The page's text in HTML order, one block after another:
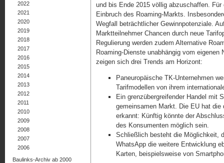
und bis Ende 2015 völlig abzuschaffen.
Einbruch des Roaming-Markts.
Wegfall beträchtlicher Gewinnpoten­ziale.
Marktteilnehmer Chancen durch neue
Regulierung werden zudem Alternative
Roaming-Dienste unabhängig vom
zeigen sich drei Trends am Horizont:
Paneuropäische TK-Unternehmen
Tarifmodellen von ihrem
Ein grenzübergreifender Handel mit
gemeinsamen Markt. Die EU hat
erkannt: Künftig könnte der
des Konsumenten möglich sein.
Schließlich besteht die Möglichkeit,
WhatsApp die weitere Entwicklung
Karten, beispielsweise von
2022
2021
2020
2019
2018
2017
2016
2015
2014
2013
2012
2011
2010
2009
2008
2007
2006
Baulinks-Archiv ab 2000